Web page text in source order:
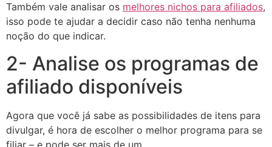
Também vale analisar os melhores nichos para afiliados,
isso pode te ajudar a decidir caso não tenha nenhuma
noção do que indicar.
2- Analise os programas de
afiliado disponíveis
Agora que você já sabe as possibilidades de itens para
divulgar, é hora de escolher o melhor programa para se
filiar – e pode ser mais de um.